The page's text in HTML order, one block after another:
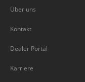
Über uns
Kontakt
Dealer Portal
Karriere